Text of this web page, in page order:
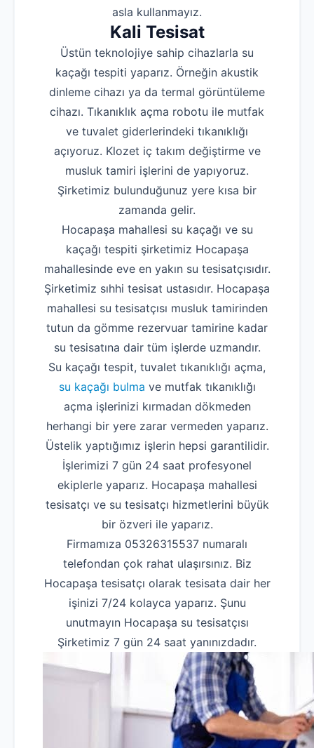
asla kullanmayız.
Kali Tesisat
Üstün teknolojiye sahip cihazlarla su
kaçağı tespiti yaparız. Örneğin akustik
dinleme cihazı ya da termal görüntüleme
cihazı. Tıkanıklık açma robotu ile mutfak
ve tuvalet giderlerindeki tıkanıklığı
açıyoruz. Klozet iç takım değiştirme ve
musluk tamiri işlerini de yapıyoruz.
Şirketimiz bulunduğunuz yere kısa bir
zamanda gelir.
Hocapaşa mahallesi su kaçağı ve su
kaçağı tespiti şirketimiz Hocapaşa
mahallesinde eve en yakın su tesisatçısıdır.
Şirketimiz sıhhi tesisat ustasıdır. Hocapaşa
mahallesi su tesisatçısı musluk tamirinden
tutun da gömme rezervuar tamirine kadar
su tesisatına dair tüm işlerde uzmandır.
Su kaçağı tespit, tuvalet tıkanıklığı açma,
su kaçağı bulma ve mutfak tıkanıklığı
açma işlerinizi kırmadan dökmeden
herhangi bir yere zarar vermeden yaparız.
Üstelik yaptığımız işlerin hepsi garantilidir.
İşlerimizi 7 gün 24 saat profesyonel
ekiplerle yaparız. Hocapaşa mahallesi
tesisatçı ve su tesisatçı hizmetlerini büyük
bir özveri ile yaparız.
Firmamıza 05326315537 numaralı
telefondan çok rahat ulaşırsınız. Biz
Hocapaşa tesisatçı olarak tesisata dair her
işinizi 7/24 kolayca yaparız. Şunu
unutmayın Hocapaşa su tesisatçısı
Şirketimiz 7 gün 24 saat yanınızdadır.